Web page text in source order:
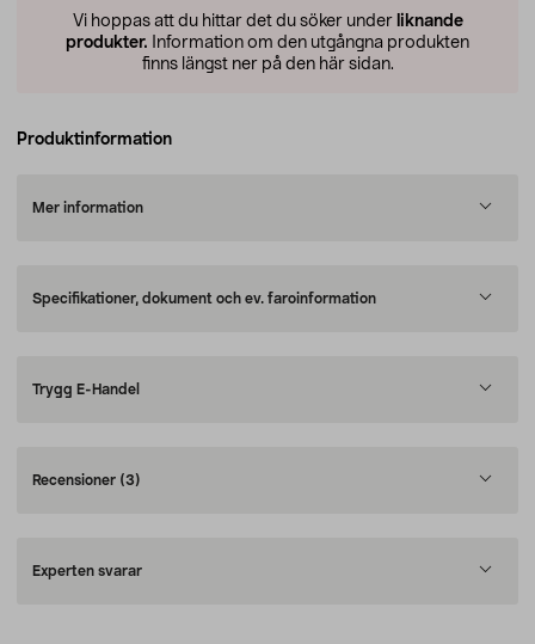
Vi hoppas att du hittar det du söker under liknande
produkter. Information om den utgångna produkten
finns längst ner på den här sidan.
Produktinformation
Mer information
Specifikationer, dokument och ev. faroinformation
Trygg E-Handel
Recensioner (3)
Experten svarar